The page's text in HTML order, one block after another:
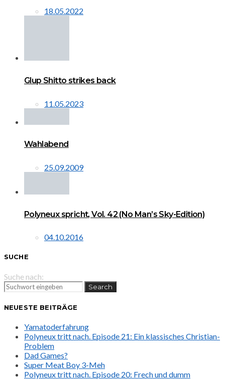
18.05.2022
Glup Shitto strikes back
11.05.2023
Wahlabend
25.09.2009
Polyneux spricht, Vol. 42 (No Man’s Sky-Edition)
04.10.2016
SUCHE
Suche nach:
Search
NEUESTE BEITRÄGE
Yamatoderfahrung
Polyneux tritt nach. Episode 21: Ein klassisches Christian-
Problem
Dad Games?
Super Meat Boy 3-Meh
Polyneux tritt nach. Episode 20: Frech und dumm